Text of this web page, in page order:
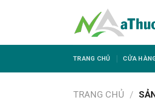
TRANG CHỦ CỬA
TRANG CHỦ /